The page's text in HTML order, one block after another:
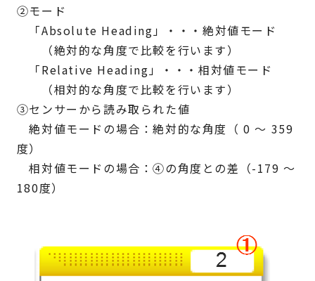
②モード
「Absolute Heading」・・・絶対値モード
（絶対的な角度で比較を行います）
「Relative Heading」・・・相対値モード
（相対的な角度で比較を行います）
③センサーから読み取られた値
絶対値モードの場合：絶対的な角度（ 0 ～ 359
度）
相対値モードの場合：④の角度との差（-179 ～
180度）